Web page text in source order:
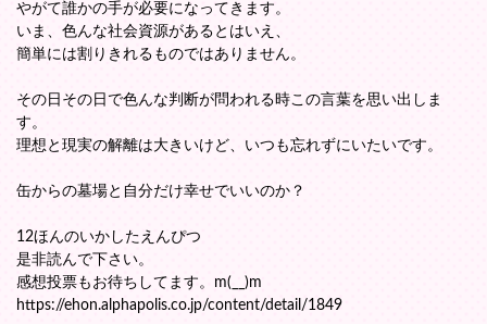
やがて誰かの手が必要になってきます。
いま、色んな社会資源があるとはいえ、
簡単には割りきれるものではありません。
その日その日で色んな判断が問われる時この言葉を思い出しま
す。
理想と現実の解離は大きいけど、いつも忘れずにいたいです。
缶からの墓場と自分だけ幸せでいいのか？
12ほんのいかしたえんぴつ
是非読んで下さい。
感想投票もお待ちしてます。m(__)m
https://ehon.alphapolis.co.jp/content/detail/1849